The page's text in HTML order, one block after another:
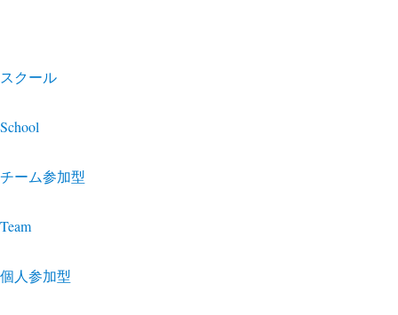
スクール
School
チーム参加型
Team
個人参加型